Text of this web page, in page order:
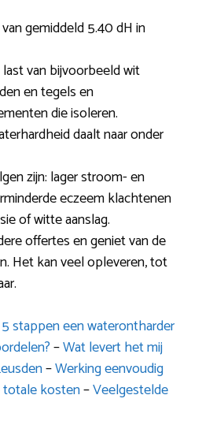
gemiddeld 5.40 dH in
van bijvoorbeeld wit
en tegels en
die isoleren.
daalt naar onder
zijn: lager stroom- en
eczeem klachtenen
of witte aanslag.
offertes en geniet van de
Het kan veel opleveren, tot
stappen een waterontharder
–Wat levert het mij
–Werking eenvoudig
totale kosten–Veelgestelde